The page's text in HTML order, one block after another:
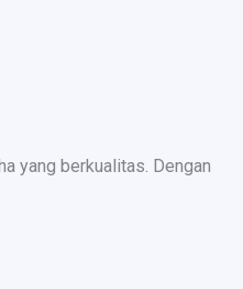
yang berkualitas. Dengan